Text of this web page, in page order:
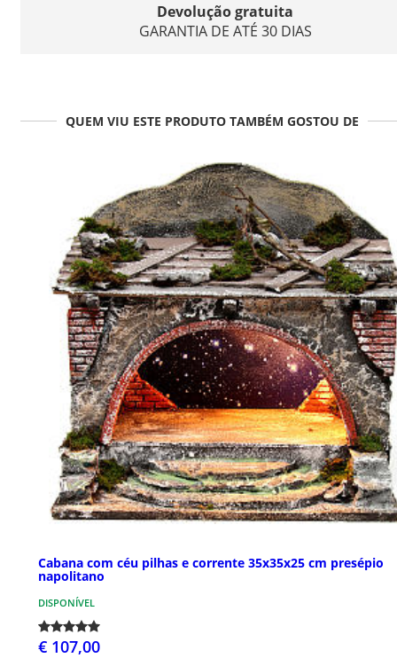
Devolução gratuita
GARANTIA DE ATÉ 30 DIAS
QUEM VIU ESTE PRODUTO TAMBÉM GOSTOU DE
Cabana com céu pilhas e corrente 35x35x25 cm presépio
napolitano
DISPONÍVEL
€ 107,00